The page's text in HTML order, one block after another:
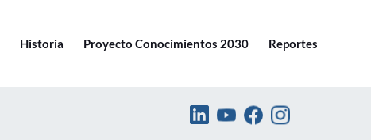
Historia Proyecto Conocimientos 2030 Reportes